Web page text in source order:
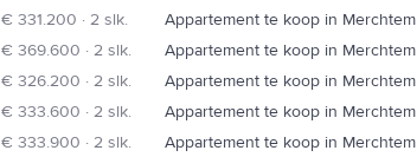
€ 331.200 · 2 slk. Appartement te koop in Merchtem
€ 369.600 · 2 slk. Appartement te koop in Merchtem
€ 326.200 · 2 slk. Appartement te koop in Merchtem
€ 333.600 · 2 slk. Appartement te koop in Merchtem
€ 333.900 · 2 slk. Appartement te koop in Merchtem